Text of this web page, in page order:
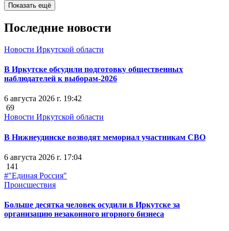
Показать ещё
Последние новости
Новости Иркутской области
В Иркутске обсудили подготовку общественных
наблюдателей к выборам-2026
6 августа 2026 г. 19:42
69
Новости Иркутской области
В Нижнеудинске возводят мемориал участникам СВО
6 августа 2026 г. 17:04
141
#"Единая Россия"
Происшествия
Больше десятка человек осудили в Иркутске за
организацию незаконного игорного бизнеса